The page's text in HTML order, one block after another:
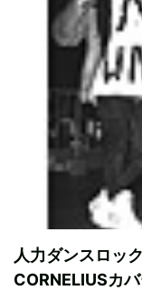
人力ダンスロッ
CORNELIUSカ